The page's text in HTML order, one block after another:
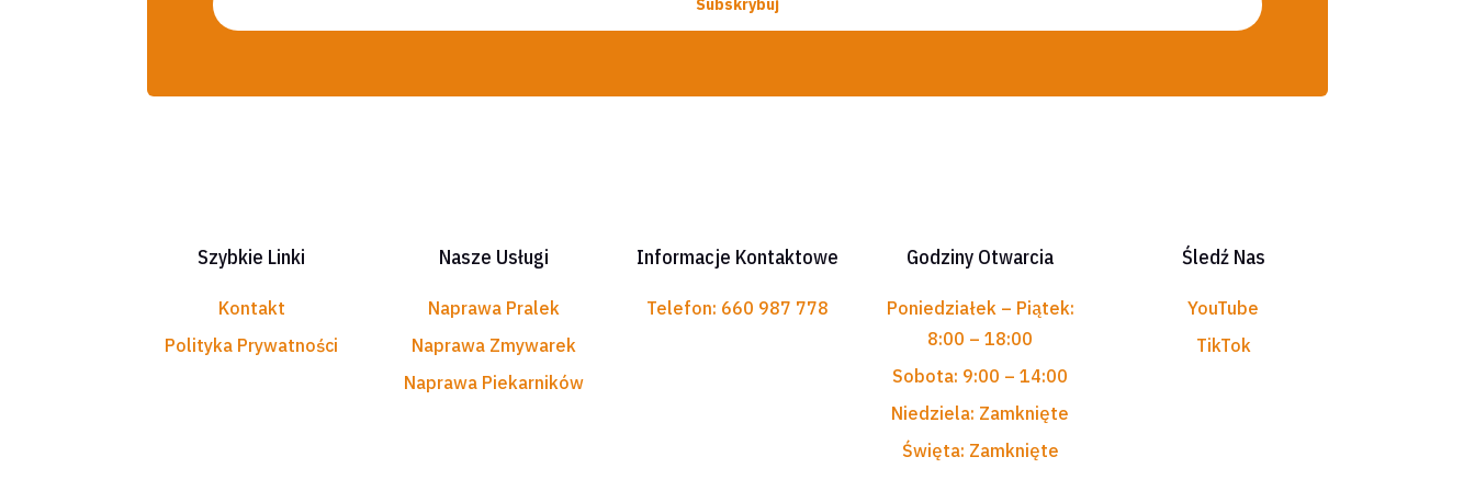
Szybkie Linki
Kontakt
Polityka Prywatności
Nasze Usługi
Naprawa Pralek
Naprawa Zmywarek
Naprawa Piekarników
Informacje Kontaktowe
Telefon: 660 987 778
Godziny Otwarcia
Poniedziałek – Piątek:
8:00 – 18:00
Sobota: 9:00 – 14:00
Niedziela: Zamknięte
Święta: Zamknięte
Śledź Nas
YouTube
TikTok